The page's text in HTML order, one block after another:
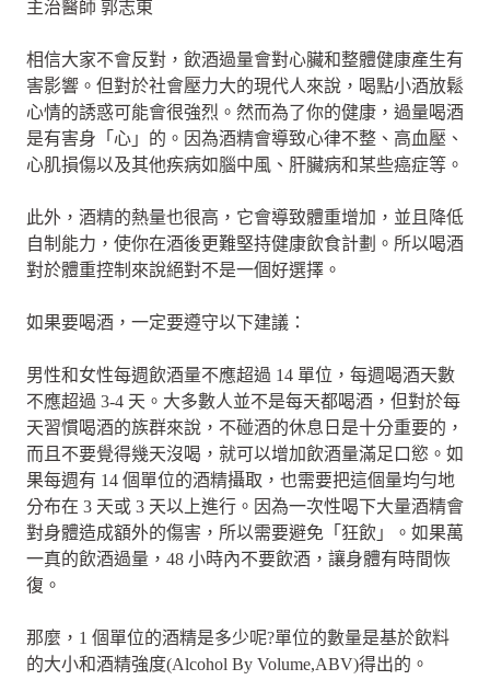
主治醫師 郭志東
相信大家不會反對，飲酒過量會對心臟和整體健康產生有
害影響。但對於社會壓力大的現代人來說，喝點小酒放鬆
心情的誘惑可能會很強烈。然而為了你的健康，過量喝酒
是有害身「心」的。因為酒精會導致心律不整、高血壓、
心肌損傷以及其他疾病如腦中風、肝臟病和某些癌症等。
此外，酒精的熱量也很高，它會導致體重增加，並且降低
自制能力，使你在酒後更難堅持健康飲食計劃。所以喝酒
對於體重控制來說絕對不是一個好選擇。
如果要喝酒，一定要遵守以下建議：
男性和女性每週飲酒量不應超過 14 單位，每週喝酒天數
不應超過 3-4 天。大多數人並不是每天都喝酒，但對於每
天習慣喝酒的族群來說，不碰酒的休息日是十分重要的，
而且不要覺得幾天沒喝，就可以增加飲酒量滿足口慾。如
果每週有 14 個單位的酒精攝取，也需要把這個量均勻地
分布在 3 天或 3 天以上進行。因為一次性喝下大量酒精會
對身體造成額外的傷害，所以需要避免「狂飲」。如果萬
一真的飲酒過量，48 小時內不要飲酒，讓身體有時間恢
復。
那麼，1 個單位的酒精是多少呢?單位的數量是基於飲料
的大小和酒精強度(Alcohol By Volume,ABV)得出的。